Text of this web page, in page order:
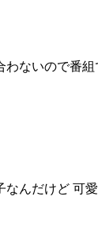
わないので番
なんだけど 可